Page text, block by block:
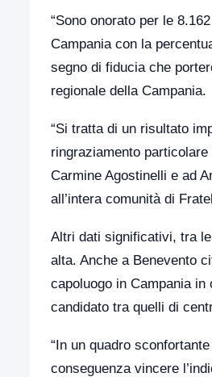
“Sono onorato per le
Campania con la
segno di fiducia che
regionale della Campania.
“Si tratta di un risultato
ringraziamento
Carmine Agostinelli e ad
all’intera comunità di
Altri dati significativi, tra
alta. Anche a Benevento
capoluogo in Campania
candidato tra quelli di
“In un quadro
conseguenza vincere